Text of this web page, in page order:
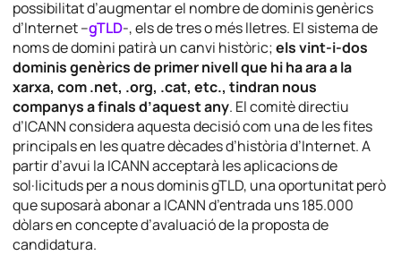
possibilitat d’augmentar el nombre de dominis genèrics
d’Internet –gTLD-, els de tres o més lletres. El sistema de
noms de domini patirà un canvi històric;els vint-i-dos
dominis genèrics de primer nivell que hi ha ara a la
xarxa, com .net, .org, .cat, etc., tindran nous
companys a finals d’aquest any. El comitè directiu
d’ICANN considera aquesta decisió com una de les fites
principals en les quatre dècades d’història d’Internet. A
partir d’avui la ICANN acceptarà les aplicacions de
sol·licituds per a nous dominis gTLD, una oportunitat però
que suposarà abonar a ICANN d’entrada uns 185.000
dòlars en concepte d’avaluació de la proposta de
candidatura.